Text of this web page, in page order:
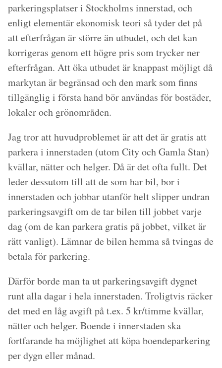
parkeringsplatser i Stockholms innerstad, och
enligt elementär ekonomisk teori så tyder det på
att efterfrågan är större än utbudet, och det kan
korrigeras genom ett högre pris som trycker ner
efterfrågan. Att öka utbudet är knappast möjligt då
markytan är begränsad och den mark som finns
tillgänglig i första hand bör användas för bostäder,
lokaler och grönområden.
Jag tror att huvudproblemet är att det är gratis att
parkera i innerstaden (utom City och Gamla Stan)
kvällar, nätter och helger. Då är det ofta fullt. Det
leder dessutom till att de som har bil, bor i
innerstaden och jobbar utanför helt slipper undran
parkeringsavgift om de tar bilen till jobbet varje
dag (om de kan parkera gratis på jobbet, vilket är
rätt vanligt). Lämnar de bilen hemma så tvingas de
betala för parkering.
Därför borde man ta ut parkeringsavgift dygnet
runt alla dagar i hela innerstaden. Troligtvis räcker
det med en låg avgift på t.ex. 5 kr/timme kvällar,
nätter och helger. Boende i innerstaden ska
fortfarande ha möjlighet att köpa boendeparkering
per dygn eller månad.